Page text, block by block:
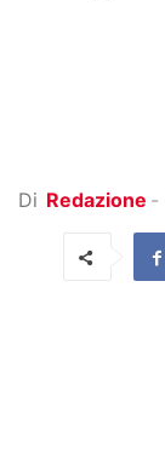
Di Redazione -